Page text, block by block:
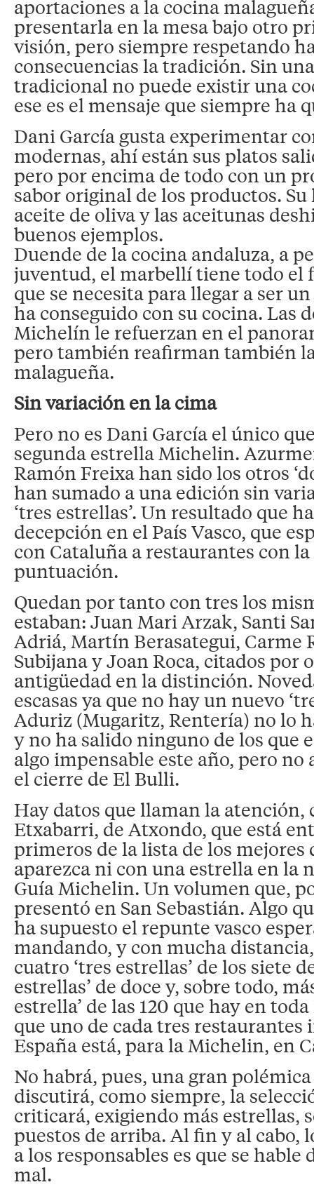
aportaciones a la cocina
presentarla en la mesa bajo otro
visión, pero siempre respetando
consecuencias la tradición. Sin
tradicional no puede existir una
ese es el mensaje que siempre ha
Dani García gusta experimentar
modernas, ahí están sus platos
pero por encima de todo con un
sabor original de los productos.
aceite de oliva y las aceitunas
buenos ejemplos.
Duende de la cocina andaluza, a
juventud, el marbellí tiene todo el
que se necesita para llegar a ser
ha conseguido con su cocina. Las
Michelín le refuerzan en el
pero también reafirman también
malagueña.
Sin variación en la cima
Pero no es Dani García el único
segunda estrella Michelin.
Ramón Freixa han sido los otros
han sumado a una edición sin
‘tres estrellas’. Un resultado que
decepción en el País Vasco, que
con Cataluña a restaurantes con
puntuación.
Quedan por tanto con tres los
estaban: Juan Mari Arzak, Santi
Adriá, Martín Berasategui, Carme
Subijana y Joan Roca, citados por
antigüedad en la distinción.
escasas ya que no hay un nuevo
Aduriz (Mugaritz, Rentería) no lo
y no ha salido ninguno de los que
algo impensable este año, pero no
el cierre de El Bulli.
Hay datos que llaman la atención,
Etxabarri, de Atxondo, que está
primeros de la lista de los mejores
aparezca ni con una estrella en la
Guía Michelin. Un volumen que,
presentó en San Sebastián. Algo
ha supuesto el repunte vasco
mandando, y con mucha
cuatro ‘tres estrellas’ de los siete
estrellas’ de doce y, sobre todo,
estrella’ de las 120 que hay en
que uno de cada tres restaurantes
España está, para la Michelin, en
No habrá, pues, una gran
discutirá, como siempre, la
criticará, exigiendo más estrellas,
puestos de arriba. Al fin y al cabo,
a los responsables es que se hable
mal.